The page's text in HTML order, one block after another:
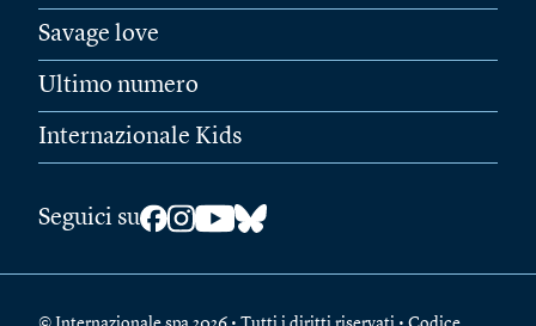
Savage love
Ultimo numero
Internazionale Kids
Seguici su